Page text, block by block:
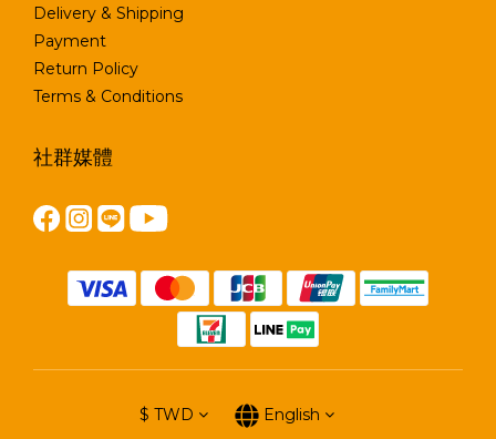
Delivery & Shipping
Payment
Return Policy
Terms & Conditions
社群媒體
$ TWD English